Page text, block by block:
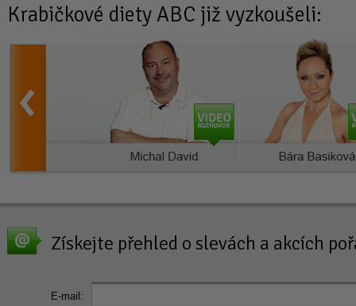
Krabičkové diety ABC již vyzkoušeli:
Získejte přehled o slevách a akcích
E-mail: